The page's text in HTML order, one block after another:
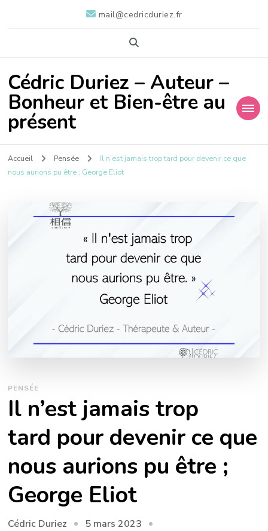
mail@cedricduriez.fr
Cédric Duriez – Auteur –
Bonheur et Bien-être au
présent
Accueil Pensée
Il n’est jamais trop tard pour devenir ce que
nous aurions pu être ; George Eliot
PENSÉE
Il n’est jamais trop
tard pour devenir ce que
nous aurions pu être ;
George Eliot
Cédric Duriez
5 mars 2023